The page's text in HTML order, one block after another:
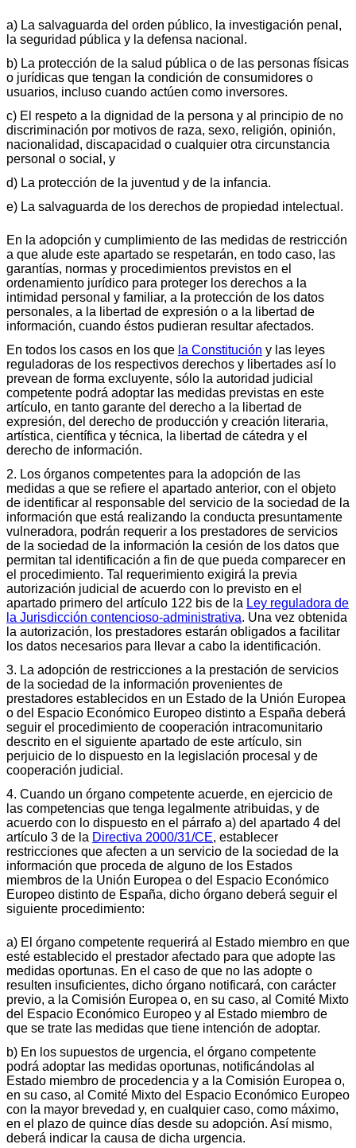
a) La salvaguarda del orden público, la investigación penal,
la seguridad pública y la defensa nacional.
b) La protección de la salud pública o de las personas físicas
o jurídicas que tengan la condición de consumidores o
usuarios, incluso cuando actúen como inversores.
c) El respeto a la dignidad de la persona y al principio de no
discriminación por motivos de raza, sexo, religión, opinión,
nacionalidad, discapacidad o cualquier otra circunstancia
personal o social, y
d) La protección de la juventud y de la infancia.
e) La salvaguarda de los derechos de propiedad intelectual.
En la adopción y cumplimiento de las medidas de restricción
a que alude este apartado se respetarán, en todo caso, las
garantías, normas y procedimientos previstos en el
ordenamiento jurídico para proteger los derechos a la
intimidad personal y familiar, a la protección de los datos
personales, a la libertad de expresión o a la libertad de
información, cuando éstos pudieran resultar afectados.
En todos los casos en los que la Constitución y las leyes
reguladoras de los respectivos derechos y libertades así lo
prevean de forma excluyente, sólo la autoridad judicial
competente podrá adoptar las medidas previstas en este
artículo, en tanto garante del derecho a la libertad de
expresión, del derecho de producción y creación literaria,
artística, científica y técnica, la libertad de cátedra y el
derecho de información.
2. Los órganos competentes para la adopción de las
medidas a que se refiere el apartado anterior, con el objeto
de identificar al responsable del servicio de la sociedad de la
información que está realizando la conducta presuntamente
vulneradora, podrán requerir a los prestadores de servicios
de la sociedad de la información la cesión de los datos que
permitan tal identificación a fin de que pueda comparecer en
el procedimiento. Tal requerimiento exigirá la previa
autorización judicial de acuerdo con lo previsto en el
apartado primero del artículo 122 bis de la Ley reguladora de
la Jurisdicción contencioso-administrativa. Una vez obtenida
la autorización, los prestadores estarán obligados a facilitar
los datos necesarios para llevar a cabo la identificación.
3. La adopción de restricciones a la prestación de servicios
de la sociedad de la información provenientes de
prestadores establecidos en un Estado de la Unión Europea
o del Espacio Económico Europeo distinto a España deberá
seguir el procedimiento de cooperación intracomunitario
descrito en el siguiente apartado de este artículo, sin
perjuicio de lo dispuesto en la legislación procesal y de
cooperación judicial.
4. Cuando un órgano competente acuerde, en ejercicio de
las competencias que tenga legalmente atribuidas, y de
acuerdo con lo dispuesto en el párrafo a) del apartado 4 del
artículo 3 de la Directiva 2000/31/CE, establecer
restricciones que afecten a un servicio de la sociedad de la
información que proceda de alguno de los Estados
miembros de la Unión Europea o del Espacio Económico
Europeo distinto de España, dicho órgano deberá seguir el
siguiente procedimiento:
a) El órgano competente requerirá al Estado miembro en que
esté establecido el prestador afectado para que adopte las
medidas oportunas. En el caso de que no las adopte o
resulten insuficientes, dicho órgano notificará, con carácter
previo, a la Comisión Europea o, en su caso, al Comité Mixto
del Espacio Económico Europeo y al Estado miembro de
que se trate las medidas que tiene intención de adoptar.
b) En los supuestos de urgencia, el órgano competente
podrá adoptar las medidas oportunas, notificándolas al
Estado miembro de procedencia y a la Comisión Europea o,
en su caso, al Comité Mixto del Espacio Económico Europeo
con la mayor brevedad y, en cualquier caso, como máximo,
en el plazo de quince días desde su adopción. Así mismo,
deberá indicar la causa de dicha urgencia.